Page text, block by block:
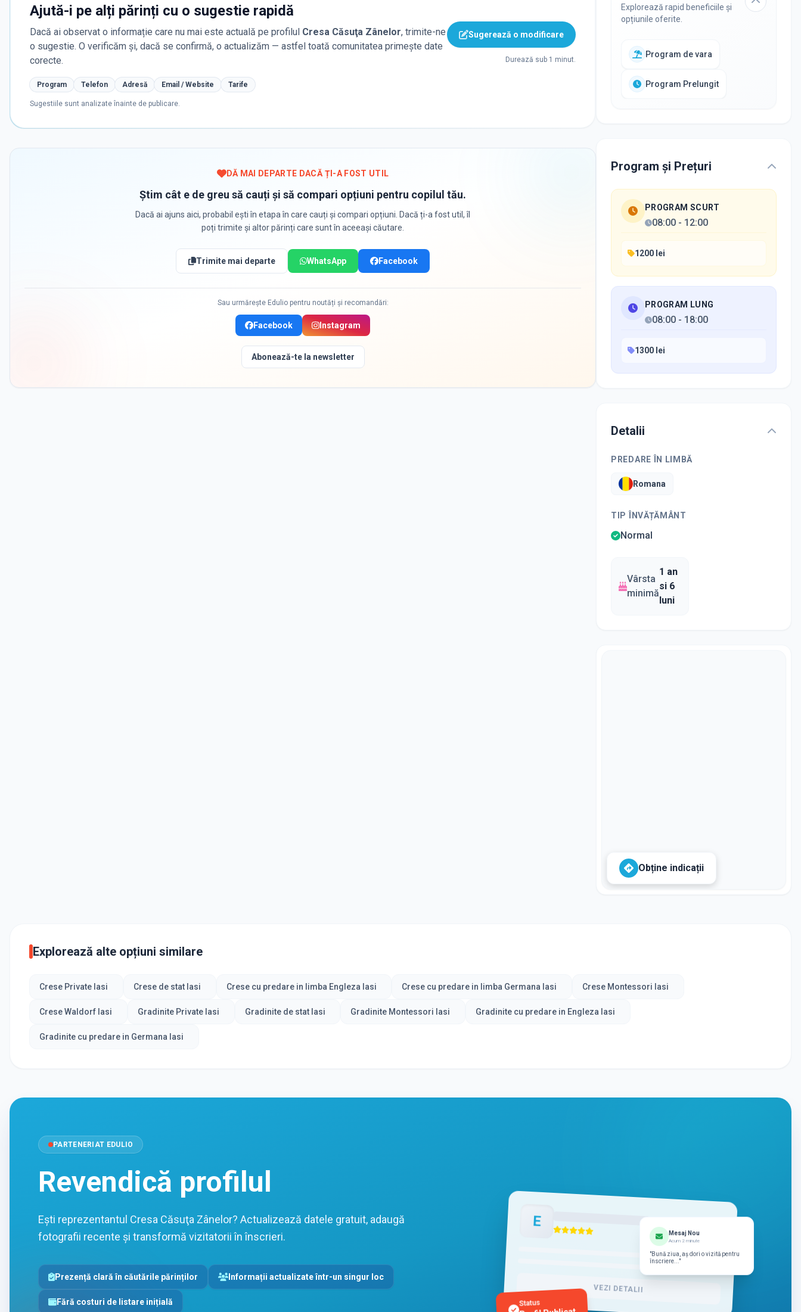
Ajută-i pe alți părinți cu o sugestie rapidă
Dacă ai observat o informație care nu mai este actuală pe profilul Cresa Căsuţa Zânelor, trimite-ne
o sugestie. O verificăm și, dacă se confirmă, o actualizăm — astfel toată comunitatea primește date
corecte.
Program Telefon Adresă Email / Website Tarife
Sugestiile sunt analizate înainte de publicare.
Sugerează o modificare
Durează sub 1 minut.
DĂ MAI DEPARTE DACĂ ȚI-A FOST UTIL
Știm cât e de greu să cauți și să compari opțiuni pentru copilul tău.
Dacă ai ajuns aici, probabil ești în etapa în care cauți și compari opțiuni. Dacă ți-a fost util, îl
poți trimite și altor părinți care sunt în aceeași căutare.
Trimite mai departe WhatsApp Facebook
Sau urmărește Edulio pentru noutăți și recomandări:
Facebook Instagram
Abonează-te la newsletter
Explorează rapid beneficiile și
opțiunile oferite.
Program de vara
Program Prelungit
Program și Prețuri
PROGRAM SCURT
08:00 - 12:00
1200 lei
PROGRAM LUNG
08:00 - 18:00
1300 lei
Detalii
PREDARE ÎN LIMBĂ
Romana
TIP ÎNVĂȚĂMÂNT
Normal
Vârsta
minimă
1 an
si 6
luni
Obține indicații
Explorează alte opțiuni similare
Crese Private Iasi Crese de stat Iasi Crese cu predare in limba Engleza Iasi Crese cu predare in limba Germana Iasi Crese Montessori Iasi
Crese Waldorf Iasi Gradinite Private Iasi Gradinite de stat Iasi Gradinite Montessori Iasi Gradinite cu predare in Engleza Iasi
Gradinite cu predare in Germana Iasi
PARTENERIAT EDULIO
Revendică profilul
Ești reprezentantul Cresa Căsuţa Zânelor? Actualizează datele gratuit, adaugă
fotografii recente și transformă vizitatorii în înscrieri.
Prezență clară în căutările părinților Informații actualizate într-un singur loc
Fără costuri de listare inițială
E
VEZI DETALII
Acum 2 minute
înscriere..."
Status